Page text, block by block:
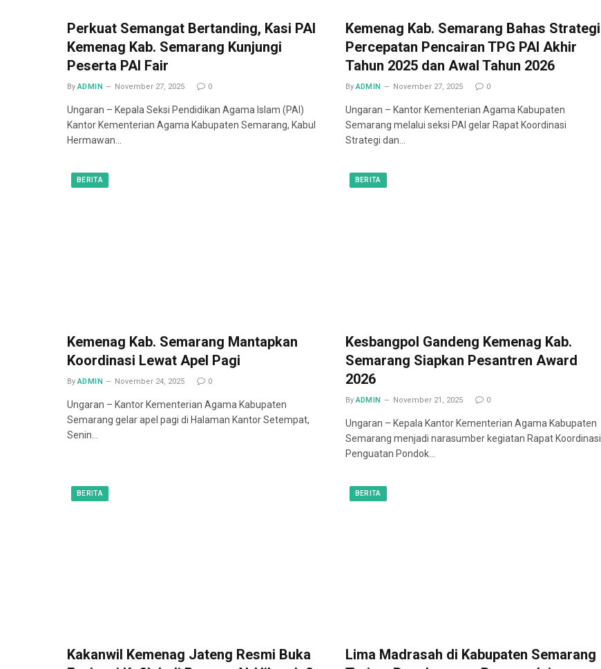
Perkuat Semangat Bertanding, Kasi PAI
Kemenag Kab. Semarang Kunjungi
Peserta PAI Fair
By ADMIN November 27, 2025 0
Ungaran – Kepala Seksi Pendidikan Agama Islam (PAI)
Kantor Kementerian Agama Kabupaten Semarang, Kabul
Hermawan…
Kemenag Kab. Semarang Bahas Strategi
Percepatan Pencairan TPG PAI Akhir
Tahun 2025 dan Awal Tahun 2026
By ADMIN November 27, 2025 0
Ungaran – Kantor Kementerian Agama Kabupaten
Semarang melalui seksi PAI gelar Rapat Koordinasi
Strategi dan…
BERITA
Kemenag Kab. Semarang Mantapkan
Koordinasi Lewat Apel Pagi
By ADMIN November 24, 2025 0
Ungaran – Kantor Kementerian Agama Kabupaten
Semarang gelar apel pagi di Halaman Kantor Setempat,
Senin…
BERITA
Kesbangpol Gandeng Kemenag Kab.
Semarang Siapkan Pesantren Award
2026
By ADMIN November 21, 2025 0
Ungaran – Kepala Kantor Kementerian Agama Kabupaten
Semarang menjadi narasumber kegiatan Rapat Koordinasi
Penguatan Pondok…
BERITA
Kakanwil Kemenag Jateng Resmi Buka
BERITA
Lima Madrasah di Kabupaten Semarang